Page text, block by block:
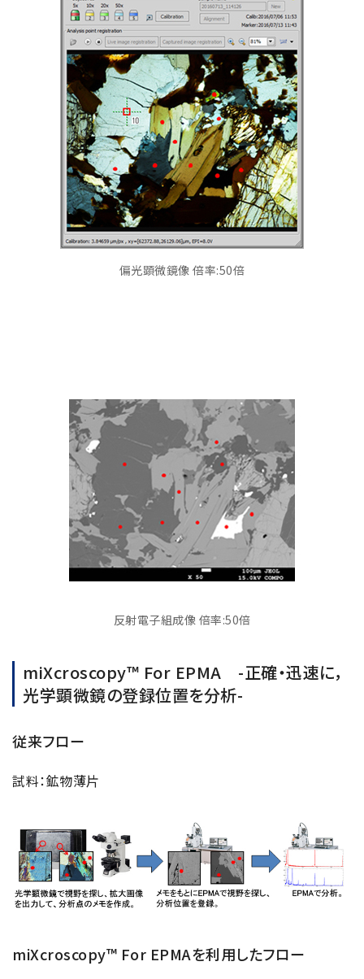
偏光顕微鏡像 倍率:50倍
反射電子組成像 倍率:50倍
miXcroscopy™ For EPMA -正確・迅速に，
光学顕微鏡の登録位置を分析-
従来フロー
試料：鉱物薄片
miXcroscopy™ For EPMAを利用したフロー